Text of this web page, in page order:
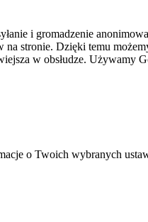
i gromadzenie
stronie. Dzięki temu
w obsłudze. Używamy
o Twoich wybranych